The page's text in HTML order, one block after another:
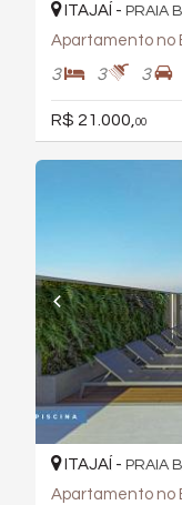
ITAJAÍ - PRAIA
Apartamento no
3 3 3
R$ 21.000, 00
ITAJAÍ - PRAIA
Apartamento no